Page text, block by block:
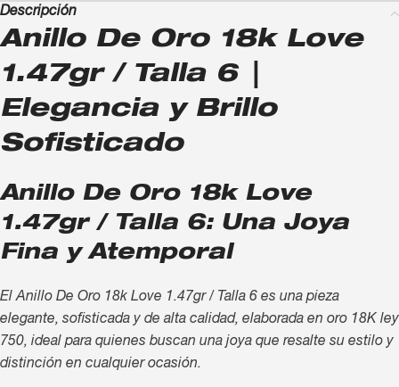
Descripción
Anillo De Oro 18k Love
1.47gr / Talla 6 |
Elegancia y Brillo
Sofisticado
Anillo De Oro 18k Love
1.47gr / Talla 6: Una Joya
Fina y Atemporal
El Anillo De Oro 18k Love 1.47gr / Talla 6 es una pieza
elegante, sofisticada y de alta calidad, elaborada en oro 18K ley
750, ideal para quienes buscan una joya que resalte su estilo y
distinción en cualquier ocasión.